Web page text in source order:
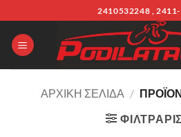
στο
περιεχόμενο
2410532248 ,
ΑΡΧΙΚΉ ΣΕΛΊΔΑ /